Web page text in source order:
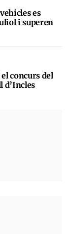
es
i superen
concurs del
d’Incles